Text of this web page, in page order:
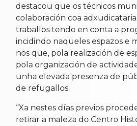
destacou que os técnicos
colaboración coa
traballos tendo en conta a
incidindo naqueles espazos e
nos que, pola realización de
pola organización de
unha elevada presenza de
de refugallos.
“Xa nestes días previos
retirar a maleza do Centro